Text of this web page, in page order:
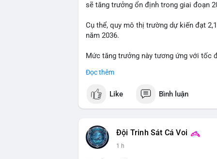
sẽ tăng trưởng ổn định trong giai đoạn
Cụ thể, quy mô thị trường dự kiến đạt
năm 2036.
Mức tăng trưởng này tương ứng với tốc
trường nghiêm ngặt, là những yếu tố
Đọc thêm
Like Bình luận
Đội Trinh Sát Cá Voi
1 h